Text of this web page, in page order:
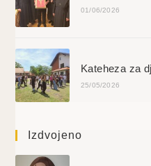
01/06/2026
Kateheza za
25/05/2026
Izdvojeno